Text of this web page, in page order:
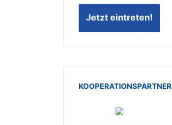
Jetzt eintreten!
KOOPERATIONSPARTNER